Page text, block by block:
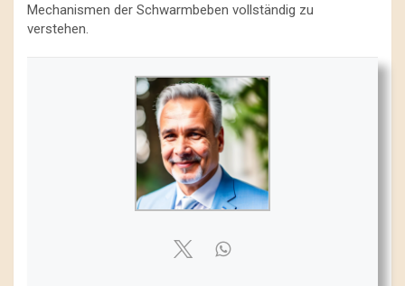
Mechanismen der Schwarmbeben vollständig zu
verstehen.